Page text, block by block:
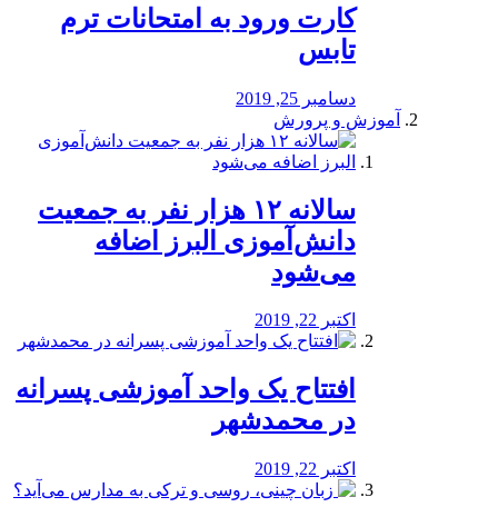
کارت ورود به امتحانات ترم
تابس
دسامبر 25, 2019
آموزش و پرورش
️سالانه ۱۲ هزار نفر به جمعیت
دانش‌آموزی البرز اضافه
می‌شود
اکتبر 22, 2019
افتتاح یک واحد آموزشی پسرانه
در محمدشهر
اکتبر 22, 2019